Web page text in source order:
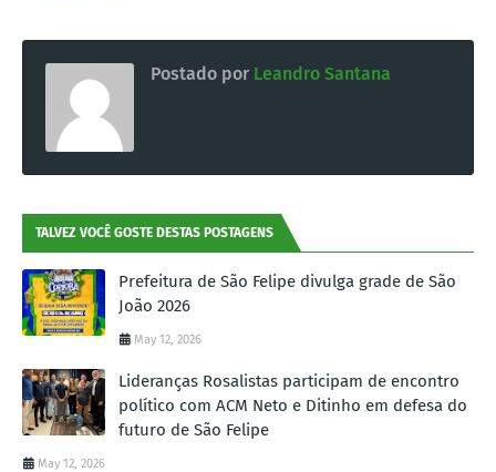
Postado por Leandro Santana
TALVEZ VOCÊ GOSTE DESTAS POSTAGENS
Prefeitura de São Felipe divulga grade de São
João 2026
May 12, 2026
Lideranças Rosalistas participam de encontro
político com ACM Neto e Ditinho em defesa do
futuro de São Felipe
May 12, 2026